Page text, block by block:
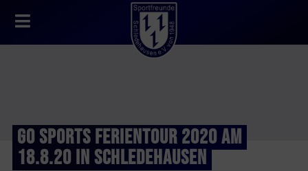
GO SPORTS FERIENTOUR 2020 AM
18.8.20 IN SCHLEDEHAUSEN